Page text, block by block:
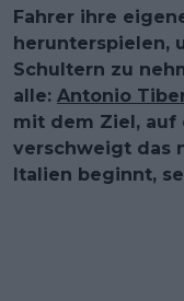
Fahrer ihre
herunterspielen,
Schultern zu
alle: Antonio
mit dem Ziel, auf
verschweigt das
Italien beginnt,